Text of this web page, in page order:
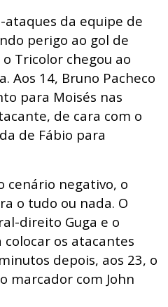
da equipe de
perigo ao gol de
Tricolor chegou ao
Aos 14, Bruno Pacheco
para Moisés nas
de cara com o
de Fábio para
cenário negativo, o
o tudo ou nada. O
direito Guga e o
os atacantes
depois, aos 23, o
marcador com John